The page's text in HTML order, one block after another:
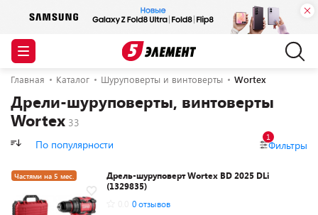
Главная Каталог Шуруповерты и винтоверты Wortex
Дрели-шуруповерты, винтоверты
Wortex
По популярности Фильтры
1
Частями на 5 мес.
Разумная цена
Дрель-шуруповерт Wortex BD 2025 DLi
(1329835)
0 отзывов